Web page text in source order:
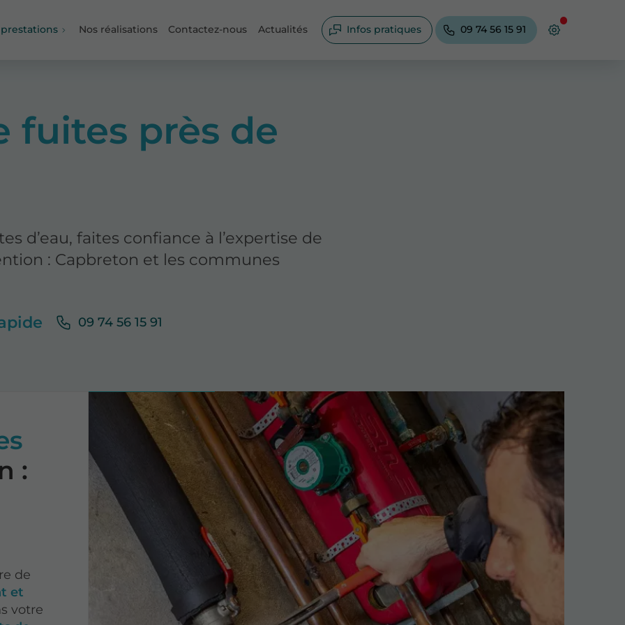
prestations Nos réalisations Contactez-nous Actualités Infos pratiques 09 74 56 15 91
fuites près de
d’eau, faites confiance à l’expertise de
: Capbreton et les communes
09 74 56 15 91
:
de
et
votre